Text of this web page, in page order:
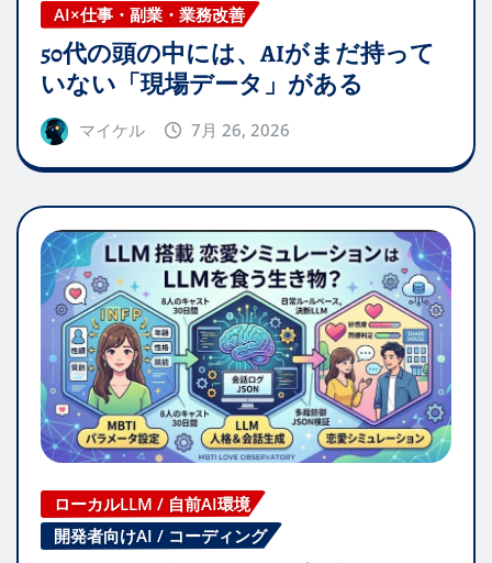
AI×仕事・副業・業務改善
50代の頭の中には、AIがまだ持って
いない「現場データ」がある
マイケル 7月 26, 2026
ローカルLLM / 自前AI環境
開発者向けAI / コーディング